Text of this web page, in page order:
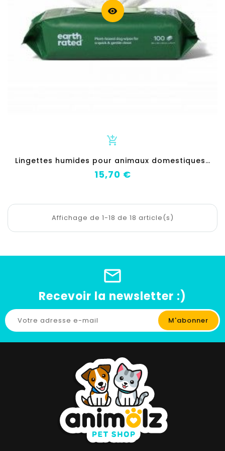
visibility
add_shopping_cart
L
ingettes humides pour animaux domestiques Earth Rated Lavande Beurre de karité 100 Unités
Prix
15,70 €
Affichage de 1-18 de 18 article(s)
Recevoir la newsletter :)